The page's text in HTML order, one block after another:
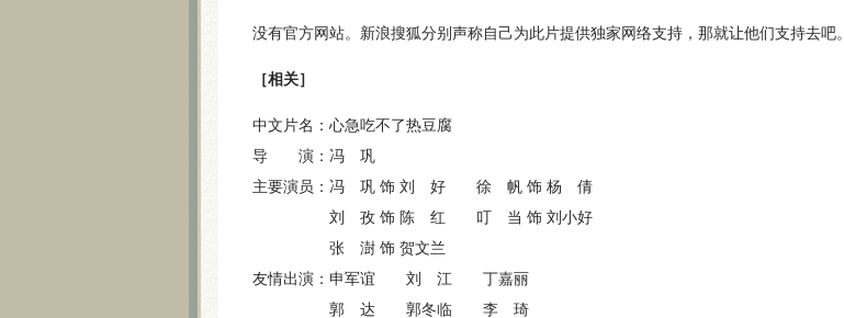
没有官方网站。新浪搜狐分别声称自己为此片提供独家网络支持，那就让他们支持去吧。
［相关］
中文片名：心急吃不了热豆腐
导 演：冯 巩
主要演员：冯 巩 饰 刘 好 徐 帆 饰 杨 倩
刘 孜 饰 陈 红 叮 当 饰 刘小好
张 澍 饰 贺文兰
友情出演：申军谊 刘 江 丁嘉丽
郭 达 郭冬临 李 琦